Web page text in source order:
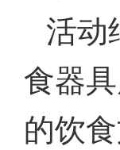
活动
食器
的饮